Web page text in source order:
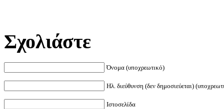
Σχολιάστε
Όνομα (υποχρεωτικό)
Ηλ. διεύθυνση (δεν δημοσιεύεται)
Ιστοσελίδα